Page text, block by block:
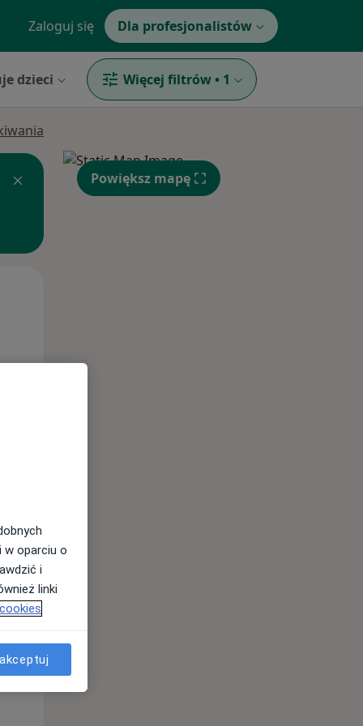
Zaloguj się Dla profesjonalistów
dzieci Więcej filtrów • 1
Pon,
10 Sie
Powiększ mapę
w oparciu o
i
linki